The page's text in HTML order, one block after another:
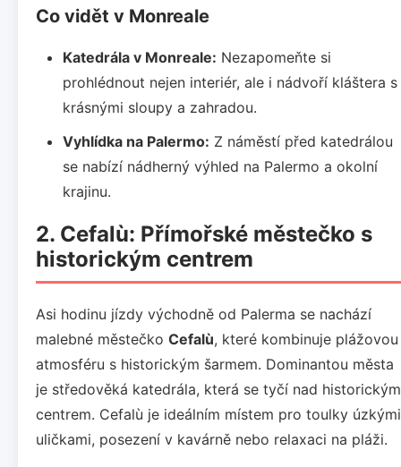
Co vidět v Monreale
Katedrála v Monreale: Nezapomeňte si
prohlédnout nejen interiér, ale i nádvoří kláštera s
krásnými sloupy a zahradou.
Vyhlídka na Palermo: Z náměstí před katedrálou
se nabízí nádherný výhled na Palermo a okolní
krajinu.
2. Cefalù: Přímořské městečko s
historickým centrem
Asi hodinu jízdy východně od Palerma se nachází
malebné městečko Cefalù, které kombinuje plážovou
atmosféru s historickým šarmem. Dominantou města
je středověká katedrála, která se tyčí nad historickým
centrem. Cefalù je ideálním místem pro toulky úzkými
uličkami, posezení v kavárně nebo relaxaci na pláži.